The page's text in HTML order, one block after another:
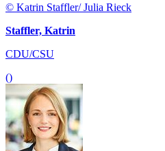
© Katrin Staffler/ Julia Rieck
Staffler, Katrin
CDU/CSU
()